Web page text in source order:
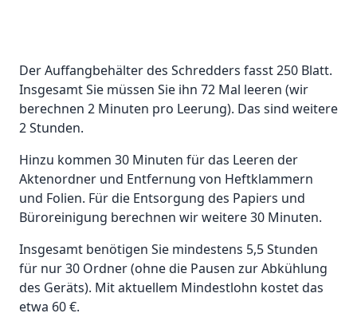
Der Auffangbehälter des Schredders fasst 250 Blatt.
Insgesamt Sie müssen Sie ihn 72 Mal leeren (wir
berechnen 2 Minuten pro Leerung). Das sind weitere
2 Stunden.
Hinzu kommen 30 Minuten für das Leeren der
Aktenordner und Entfernung von Heftklammern
und Folien. Für die Entsorgung des Papiers und
Büroreinigung berechnen wir weitere 30 Minuten.
Insgesamt benötigen Sie mindestens 5,5 Stunden
für nur 30 Ordner (ohne die Pausen zur Abkühlung
des Geräts). Mit aktuellem Mindestlohn kostet das
etwa 60 €.